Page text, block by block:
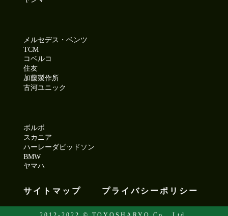
メルセデス・ベンツ
TCM
コベルコ
住友
加藤製作所
古河ユニック
ボルボ
スカニア
ハーレーダビッドソン
BMW
ヤマハ
サイトマップ プライバシーポリシー